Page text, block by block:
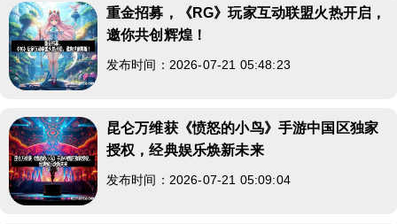
重金招募，《RG》玩家互动联盟火热开启，
邀你共创辉煌！
发布时间：2026-07-21 05:48:23
昆仑万维获《愤怒的小鸟》手游中国区独家
授权，经典娱乐焕新未来
发布时间：2026-07-21 05:09:04